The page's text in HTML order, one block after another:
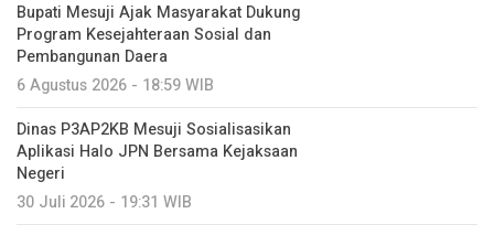
Bupati Mesuji Ajak Masyarakat Dukung
Program Kesejahteraan Sosial dan
Pembangunan Daera
6 Agustus 2026 - 18:59 WIB
Dinas P3AP2KB Mesuji Sosialisasikan
Aplikasi Halo JPN Bersama Kejaksaan
Negeri
30 Juli 2026 - 19:31 WIB